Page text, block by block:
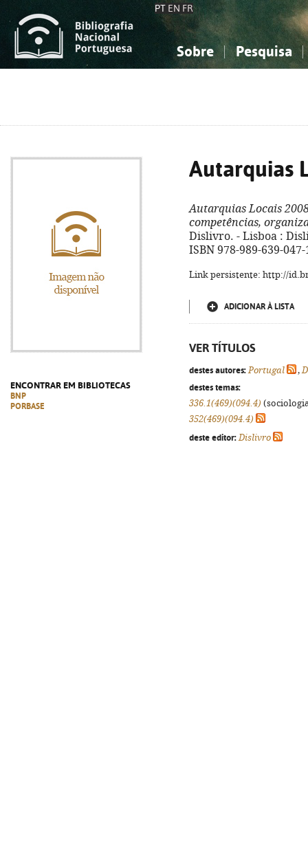
PT EN FR
Sobre Pesquisa
ENCONTRAR EM BIBLIOTECAS
BNP
PORBASE
Autarquias
Autarquias Locais
competências,
Dislivro. - Lisboa :
ISBN 978-989-639-047-
Link persistente: http://
ADICIONAR À LISTA
VER TÍTULOS
destes autores: Portugal ,
destes temas:
336.1(469)(094.4)
352(469)(094.4)
deste editor: Dislivro